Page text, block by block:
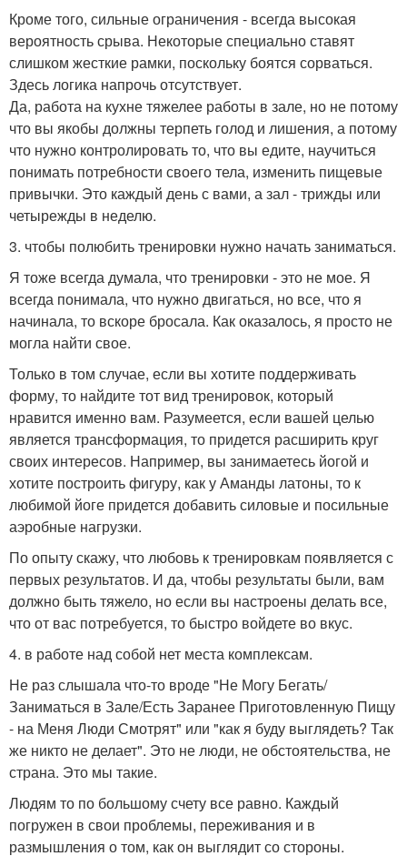
Кроме того, сильные ограничения - всегда высокая
вероятность срыва. Некоторые специально ставят
слишком жесткие рамки, поскольку боятся сорваться.
Здесь логика напрочь отсутствует.
Да, работа на кухне тяжелее работы в зале, но не потому
что вы якобы должны терпеть голод и лишения, а потому
что нужно контролировать то, что вы едите, научиться
понимать потребности своего тела, изменить пищевые
привычки. Это каждый день с вами, а зал - трижды или
четырежды в неделю.
3. чтобы полюбить тренировки нужно начать заниматься.
Я тоже всегда думала, что тренировки - это не мое. Я
всегда понимала, что нужно двигаться, но все, что я
начинала, то вскоре бросала. Как оказалось, я просто не
могла найти свое.
Только в том случае, если вы хотите поддерживать
форму, то найдите тот вид тренировок, который
нравится именно вам. Разумеется, если вашей целью
является трансформация, то придется расширить круг
своих интересов. Например, вы занимаетесь йогой и
хотите построить фигуру, как у Аманды латоны, то к
любимой йоге придется добавить силовые и посильные
аэробные нагрузки.
По опыту скажу, что любовь к тренировкам появляется с
первых результатов. И да, чтобы результаты были, вам
должно быть тяжело, но если вы настроены делать все,
что от вас потребуется, то быстро войдете во вкус.
4. в работе над собой нет места комплексам.
Не раз слышала что-то вроде "Не Могу Бегать/
Заниматься в Зале/Есть Заранее Приготовленную Пищу
- на Меня Люди Смотрят" или "как я буду выглядеть? Так
же никто не делает". Это не люди, не обстоятельства, не
страна. Это мы такие.
Людям то по большому счету все равно. Каждый
погружен в свои проблемы, переживания и в
размышления о том, как он выглядит со стороны.